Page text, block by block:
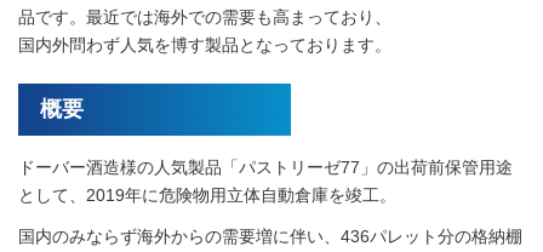
品です。最近では海外での需要も高まっており、
国内外問わず人気を博す製品となっております。
概要
ドーバー酒造様の人気製品「パストリーゼ77」の出荷前保管用途
として、2019年に危険物用立体自動倉庫を竣工。
国内のみならず海外からの需要増に伴い、436パレット分の格納棚